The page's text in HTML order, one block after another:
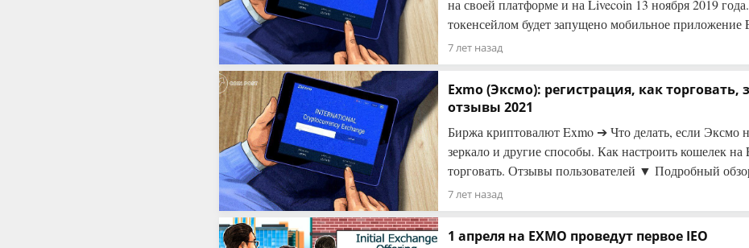
на своей платформе и на Livecoin 13 ноября 2019
токенсейлом будет запущено мобильное
7 лет назад
Exmo (Эксмо): регистрация, как торговать,
отзывы 2021
Биржа криптовалют Exmo ➔ Что делать, если Эксмо
зеркало и другие способы. Как настроить кошелек на
торговать. Отзывы пользователей ▼ Подробный
7 лет назад
1 апреля на EXMO проведут первое IEO